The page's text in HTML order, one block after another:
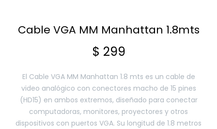
Cable VGA MM Manhattan 1.8mts
$ 299
El Cable VGA MM Manhattan 1.8 mts es un cable de
video analógico con conectores macho de 15 pines
(HD15) en ambos extremos, diseñado para conectar
computadoras, monitores, proyectores y otros
dispositivos con puertos VGA. Su longitud de 1.8 metros
Zona Home
Otros